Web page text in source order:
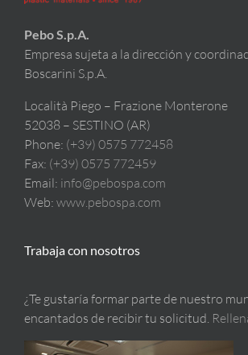
Pebo S.p.A.
Empresa sujeta a la dirección y
Boscarini S.p.A.
Località Piego – Frazione Monterone
52038 – SESTINO (AR)
Phone: (+39) 0575 772458
Fax: (+39) 0575 772459
Email: info@pebospa.com
Web: www.pebospa.com
Trabaja con nosotros
¿Te gustaría formar parte de nuestro
encantados de recibir tu solicitud.